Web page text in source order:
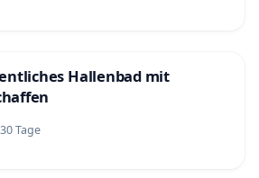
Hallenbad mit
Tage